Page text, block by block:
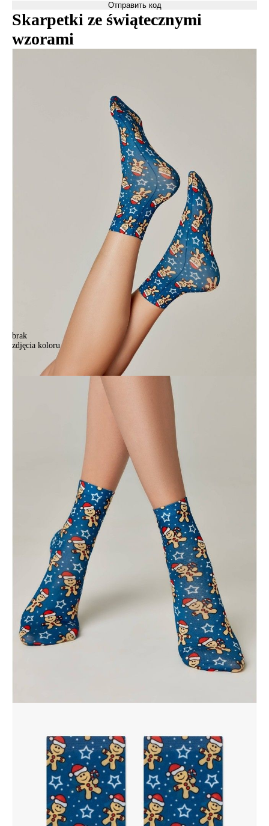
Отправить код
Skarpetki ze świątecznymi
wzorami
brak
zdjęcia koloru
Skarpetki damskie świąteczne CE FANTASY, r.36-39, 127
Skarpetki damskie świąteczne CE FANTASY, r.36-39, 127
DODAJ DO KOSZYKA
Jak złożyć zamówienie
POWIADOM MNIE O DOSTĘPNOŚCI
ПОЛУЧИТЬ ПО EMAIL
darmowa od 99 zł
czas dostawy: 1-2 dni robocze
Paczkomaty InPost 24/7,
czas dostawy: 1-2 dni robocze
Odbiór osobistyw sklepie Conte (Łodz)
pn.- czw. 8:00 - 16:00, pt. 8:00 - 14:00
Opis produktu
Opinie
Obcisłe elastyczne skarpetki Fantasy z kolorywymi nadrukami będą
pozostawiają czerwonych śladów po gumce.
1001290120030000127
poliester 72%, poliamid 18%, elastan 10%
Udostępnij produkt
Podmiot odpowiedzialny
EuroTrade Tex Sp z o.o.
Św. Teresy 91
91-341, Łódź, Polska